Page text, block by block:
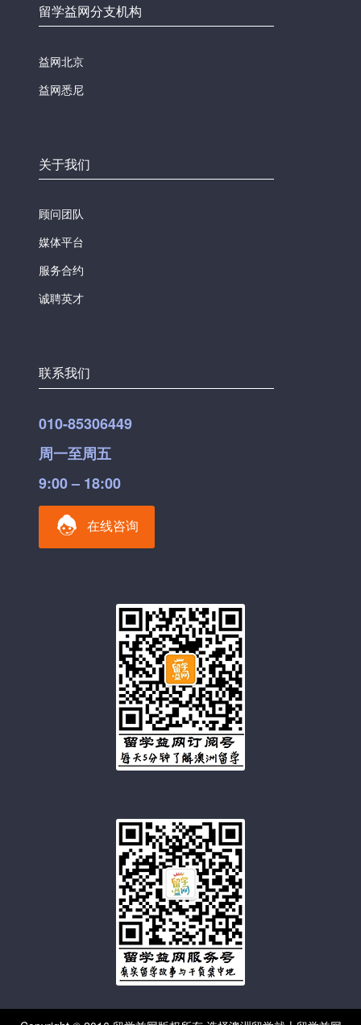
留学益网分支机构
益网北京
益网悉尼
关于我们
顾问团队
媒体平台
服务合约
诚聘英才
联系我们
010-85306449
周一至周五
9:00 – 18:00
在线咨询